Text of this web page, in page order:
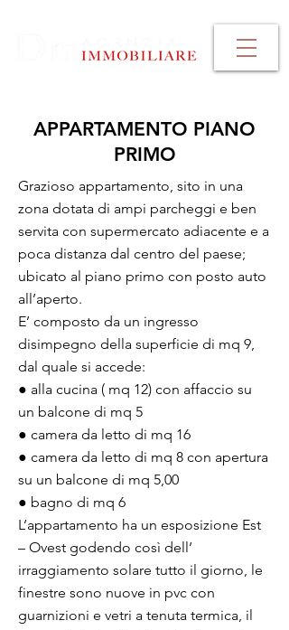
APPARTAMENTO PIANO
PRIMO
Grazioso appartamento, sito in una
zona dotata di ampi parcheggi e ben
servita con supermercato adiacente e a
poca distanza dal centro del paese;
ubicato al piano primo con posto auto
all’aperto.
E’ composto da un ingresso
disimpegno della superficie di mq 9,
dal quale si accede:
● alla cucina ( mq 12) con affaccio su
un balcone di mq 5
● camera da letto di mq 16
● camera da letto di mq 8 con apertura
su un balcone di mq 5,00
● bagno di mq 6
L’appartamento ha un esposizione Est
– Ovest godendo così dell’
irraggiamento solare tutto il giorno, le
finestre sono nuove in pvc con
guarnizioni e vetri a tenuta termica, il